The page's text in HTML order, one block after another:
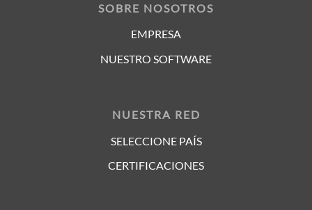
SOBRE NOSOTROS
EMPRESA
NUESTRO SOFTWARE
NUESTRA RED
SELECCIONE PAÍS
CERTIFICACIONES